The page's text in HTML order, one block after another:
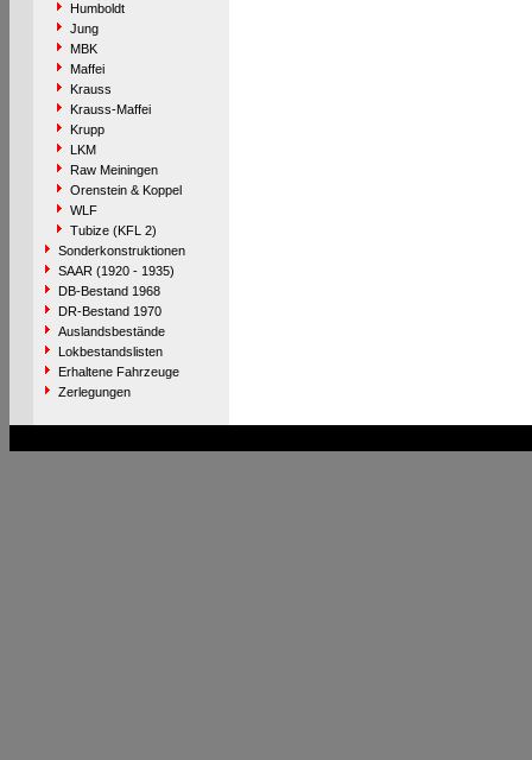
Humboldt
Jung
MBK
Maffei
Krauss
Krauss-Maffei
Krupp
LKM
Raw Meiningen
Orenstein & Koppel
WLF
Tubize (KFL 2)
Sonderkonstruktionen
SAAR (1920 - 1935)
DB-Bestand 1968
DR-Bestand 1970
Auslandsbestände
Lokbestandslisten
Erhaltene Fahrzeuge
Zerlegungen